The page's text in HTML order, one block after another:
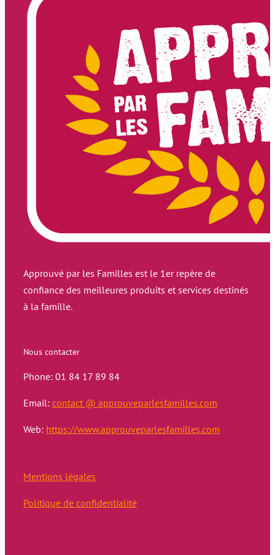
Approuvé par les Familles est le 1er repère de
confiance des meilleures produits et services destinés
à la famille.
Nous contacter
Phone: 01 84 17 89 84
Email: contact @ approuveparlesfamilles.com
Web: https://www.approuveparlesfamilles.com
Mentions légales
Politique de confidentialité